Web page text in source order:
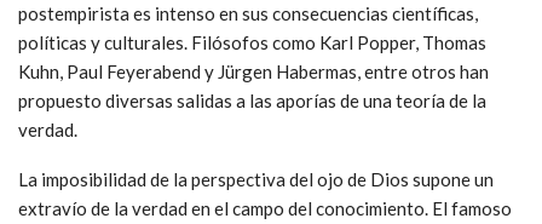
postempirista es intenso en sus consecuencias científicas,
políticas y culturales. Filósofos como Karl Popper, Thomas
Kuhn, Paul Feyerabend y Jürgen Habermas, entre otros han
propuesto diversas salidas a las aporías de una teoría de la
verdad.
La imposibilidad de la perspectiva del ojo de Dios supone un
extravío de la verdad en el campo del conocimiento. El famoso